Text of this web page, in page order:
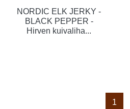
NORDIC ELK JERKY -
BLACK PEPPER -
Hirven kuivaliha...
1